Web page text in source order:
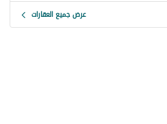
عرض جميع العقارات